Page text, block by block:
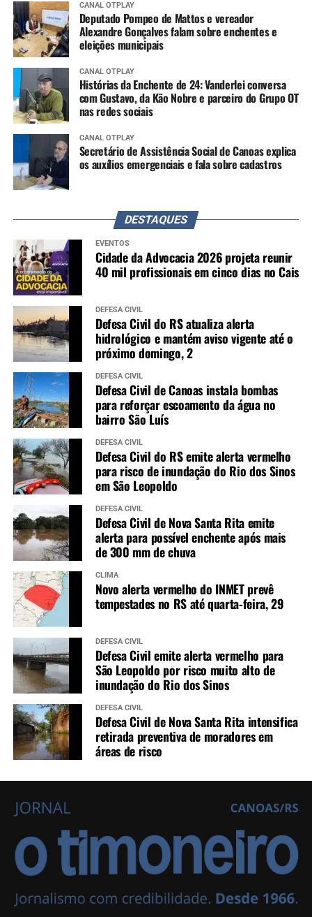
CANAL OTPLAY
Deputado Pompeo de Mattos e vereador
Alexandre Gonçalves falam sobre enchentes e
eleições municipais
CANAL OTPLAY
Histórias da Enchente de 24: Vanderlei conversa
com Gustavo, da Kão Nobre e parceiro do Grupo OT
nas redes sociais
CANAL OTPLAY
Secretário de Assistência Social de Canoas explica
os auxílios emergenciais e fala sobre cadastros
DESTAQUES
EVENTOS
Cidade da Advocacia 2026 projeta reunir
40 mil profissionais em cinco dias no Cais
DEFESA CIVIL
Defesa Civil do RS atualiza alerta
hidrológico e mantém aviso vigente até o
próximo domingo, 2
DEFESA CIVIL
Defesa Civil de Canoas instala bombas
para reforçar escoamento da água no
bairro São Luís
DEFESA CIVIL
Defesa Civil do RS emite alerta vermelho
para risco de inundação do Rio dos Sinos
em São Leopoldo
DEFESA CIVIL
Defesa Civil de Nova Santa Rita emite
alerta para possível enchente após mais
de 300 mm de chuva
CLIMA
Novo alerta vermelho do INMET prevê
tempestades no RS até quarta-feira, 29
DEFESA CIVIL
Defesa Civil emite alerta vermelho para
São Leopoldo por risco muito alto de
inundação do Rio dos Sinos
DEFESA CIVIL
Defesa Civil de Nova Santa Rita intensifica
retirada preventiva de moradores em
áreas de risco